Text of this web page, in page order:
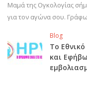
Μαμά της Ογκολογίας
για τον αγώνα σου.
Blog
Το
και